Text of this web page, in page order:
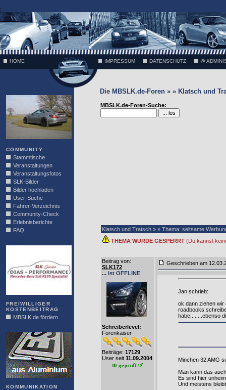
;
HOME IMPRESSUM DATENSCHUTZ @
COMMUNITY
Stammtische
Veranstaltungen
Veranstaltungsfotos
SLK-Bilder
Bilder hochladen
User-Suche
Fahrer-Verzeichnis
Community-Check
Erlebnisberichte
FAQ
FREIWILLIGER
KOSTENBEITRAG
MBSLK.de fördern
KOMMUNIKATION
Die MBSLK.de-Foren » » Klatsch und
MBSLK.de-Foren-Suche:
Klatsch und Tratsch » » Thema: seltsame
THEMA WURDE GESPERRT (Du kannst
Beitrag von:
SLK172
... ist OFFLINE
Schreiberlevel:
Forenkaiser
Beiträge: 17129
User seit 11.09.2004
Geschrieben am
Jan schrieb:
ok dann ziehen wir
roadbooks
habe........ebenso
Minchen 32 AMG
Man kann das
Es sind hier
Und meistens